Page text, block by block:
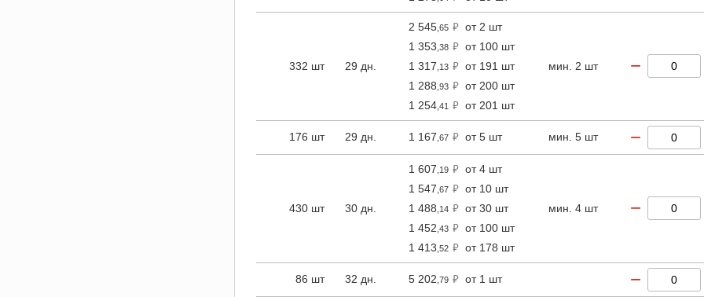
332 шт 29 дн.
2 545 ,65
от 2 шт
1 353 ,38
от 100 шт
1 317 ,13
от 191 шт
1 288 ,93
от 200 шт
1 254 ,41 от 201 шт
мин. 2 шт −
176 шт 29 дн. 1 167 ,67 от 5 шт мин. 5 шт −
430 шт 30 дн.
1 607 ,19
от 4 шт
1 547 ,67
от 10 шт
1 488 ,14
от 30 шт
1 452 ,43
от 100 шт
1 413 ,52 от 178 шт
мин. 4 шт −
86 шт 32 дн. 5 202 ,79 от 1 шт −